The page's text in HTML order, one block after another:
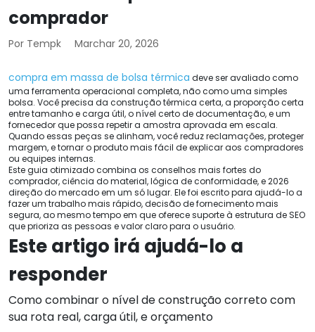
comprador
Por Tempk Marchar 20, 2026
compra em massa de bolsa térmica deve ser avaliado como
uma ferramenta operacional completa, não como uma simples
bolsa. Você precisa da construção térmica certa, a proporção certa
entre tamanho e carga útil, o nível certo de documentação, e um
fornecedor que possa repetir a amostra aprovada em escala.
Quando essas peças se alinham, você reduz reclamações, proteger
margem, e tornar o produto mais fácil de explicar aos compradores
ou equipes internas.
Este guia otimizado combina os conselhos mais fortes do
comprador, ciência do material, lógica de conformidade, e 2026
direção do mercado em um só lugar. Ele foi escrito para ajudá-lo a
fazer um trabalho mais rápido, decisão de fornecimento mais
segura, ao mesmo tempo em que oferece suporte à estrutura de SEO
que prioriza as pessoas e valor claro para o usuário.
Este artigo irá ajudá-lo a
responder
Como combinar o nível de construção correto com
sua rota real, carga útil, e orçamento